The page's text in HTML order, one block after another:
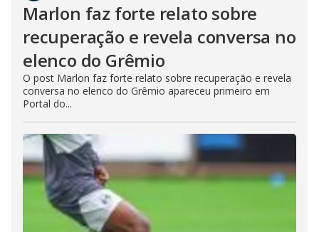
Marlon faz forte relato sobre
recuperação e revela conversa no
elenco do Grêmio
O post Marlon faz forte relato sobre recuperação e revela
conversa no elenco do Grêmio apareceu primeiro em
Portal do...